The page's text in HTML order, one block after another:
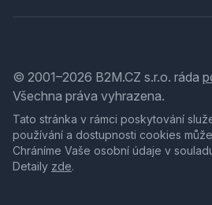
© 2001–2026 B2M.CZ s.r.o. ráda
Všechna práva vyhrazena.
Tato stránka v rámci poskytování
používání a dostupnosti cookies
Chráníme Vaše osobní údaje v
Detaily zde.